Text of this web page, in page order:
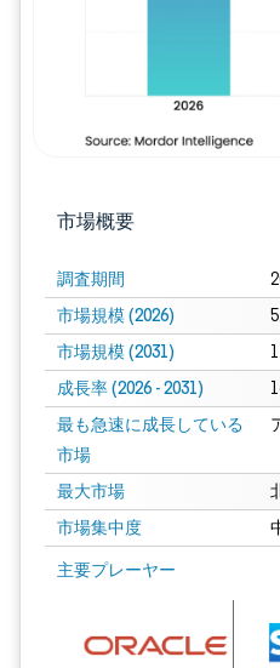
市場概要
調査期間
市場規模 (2026)
市場規模 (2031)
成長率 (2026 - 2031)
最も急速に成長している
市場
最大市場
市場集中度
主要プレーヤー
画像 © Mordor Intelligence。再利